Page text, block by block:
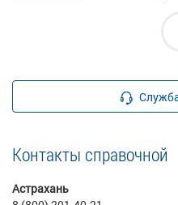
Контакты справочной
Астрахань